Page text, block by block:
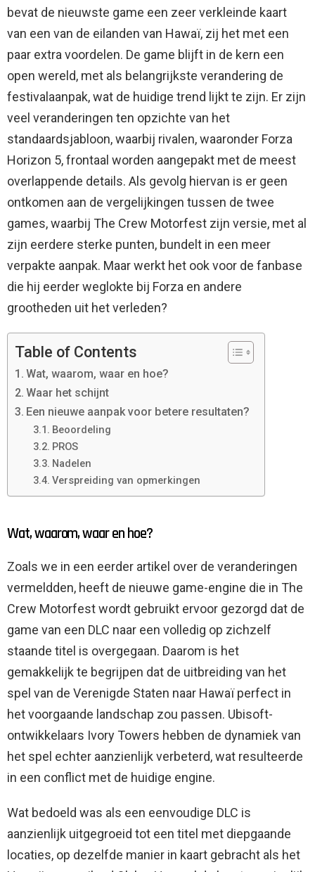
bevat de nieuwste game een zeer verkleinde kaart
van een van de eilanden van Hawaï, zij het met een
paar extra voordelen. De game blijft in de kern een
open wereld, met als belangrijkste verandering de
festivalaanpak, wat de huidige trend lijkt te zijn. Er zijn
veel veranderingen ten opzichte van het
standaardsjabloon, waarbij rivalen, waaronder Forza
Horizon 5, frontaal worden aangepakt met de meest
overlappende details. Als gevolg hiervan is er geen
ontkomen aan de vergelijkingen tussen de twee
games, waarbij The Crew Motorfest zijn versie, met al
zijn eerdere sterke punten, bundelt in een meer
verpakte aanpak. Maar werkt het ook voor de fanbase
die hij eerder weglokte bij Forza en andere
grootheden uit het verleden?
Table of Contents
Wat, waarom, waar en hoe?
Waar het schijnt
Een nieuwe aanpak voor betere resultaten?
Beoordeling
PROS
Nadelen
Verspreiding van opmerkingen
Wat, waarom, waar en hoe?
Zoals we in een eerder artikel over de veranderingen
vermeldden, heeft de nieuwe game-engine die in The
Crew Motorfest wordt gebruikt ervoor gezorgd dat de
game van een DLC naar een volledig op zichzelf
staande titel is overgegaan. Daarom is het
gemakkelijk te begrijpen dat de uitbreiding van het
spel van de Verenigde Staten naar Hawaï perfect in
het voorgaande landschap zou passen. Ubisoft-
ontwikkelaars Ivory Towers hebben de dynamiek van
het spel echter aanzienlijk verbeterd, wat resulteerde
in een conflict met de huidige engine.
Wat bedoeld was als een eenvoudige DLC is
aanzienlijk uitgegroeid tot een titel met diepgaande
locaties, op dezelfde manier in kaart gebracht als het